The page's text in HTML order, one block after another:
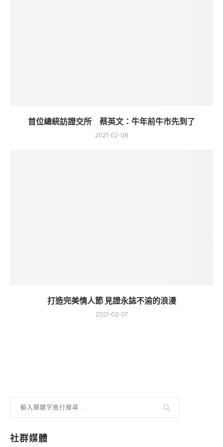
首位總統訪證交所 蔡英文：牛年前牛市先到了
2021-02-08
打造完美情人節 見證永誌不渝的浪漫
2021-02-07
社群媒體